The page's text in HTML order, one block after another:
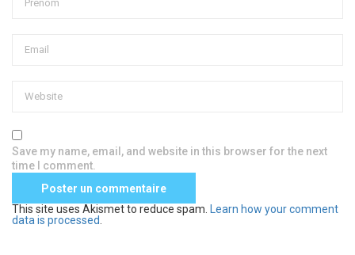
Save my name, email, and website in this browser for the next
time I comment.
This site uses Akismet to reduce spam.
Learn how your comment
data is processed